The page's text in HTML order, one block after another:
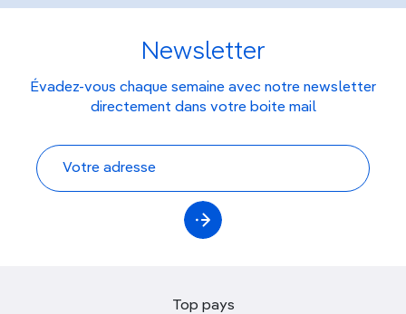
Newsletter
Évadez-vous chaque semaine avec notre newsletter
directement dans votre boite mail
Top pays